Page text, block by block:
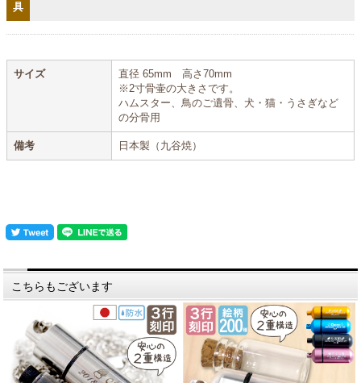
具
サイズ
直径 65mm 高さ70mm
※2寸骨壷の大きさです。
ハムスター、鳥のご遺骨、犬・猫・うさぎなど
の分骨用
備考 日本製（九谷焼）
こちらもございます